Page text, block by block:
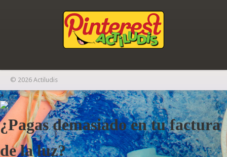
© 2026 Actiludis
×
¿Pagas demasiado en tu factura
de la luz?